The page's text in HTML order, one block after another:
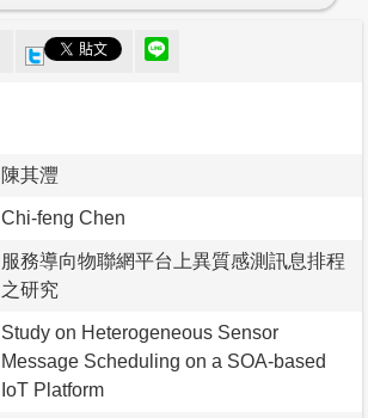
陳其灃
Chi-feng Chen
服務導向物聯網平台上異質感測訊息排程
之研究
Study on Heterogeneous Sensor
Message Scheduling on a SOA-based
IoT Platform